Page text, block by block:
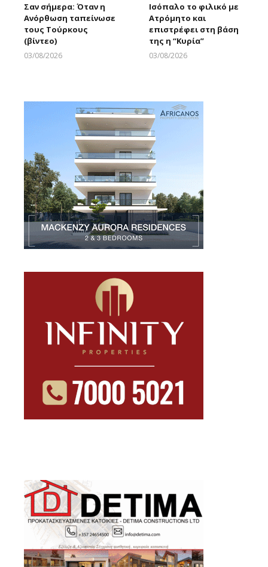
Σαν σήμερα: Όταν η
Ανόρθωση ταπείνωσε
τους Τούρκους
(βίντεο)
03/08/2026
Ισόπαλο το φιλικό με
Ατρόμητο και
επιστρέφει στη βάση
της η “Κυρία”
03/08/2026